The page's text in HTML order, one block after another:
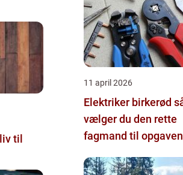
til
11 april 2026
Elektriker birkerød sådan
vælger du den rette
fagmand til opgaven